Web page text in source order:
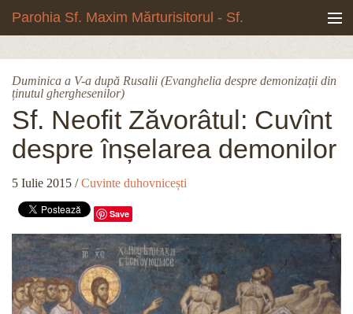
Parohia Sf. Maxim Mărturisitorul - Sf.
Noua biserică
Botezuri & Cununii
Teologie & Cuvinte duhovnicești
Fotografii
Preotul paroh
Program liturgic
Despre noi
Duminica a V-a după Rusalii (Evanghelia despre demonizații din
ținutul gherghesenilor)
Sf. Neofit Zăvorâtul: Cuvînt
despre înșelarea demonilor
5 Iulie 2015 /Cuvinte duhovnicești
Save